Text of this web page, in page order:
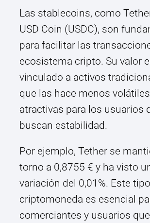
Las stablecoins, como
USD Coin (USDC), son
para facilitar las
ecosistema cripto. Su valor
vinculado a activos
que las hace menos
atractivas para los usuarios
buscan estabilidad.
Por ejemplo, Tether se
torno a 0,8755 € y ha visto
variación del 0,01%. Este
criptomoneda es esencial
comerciantes y usuarios